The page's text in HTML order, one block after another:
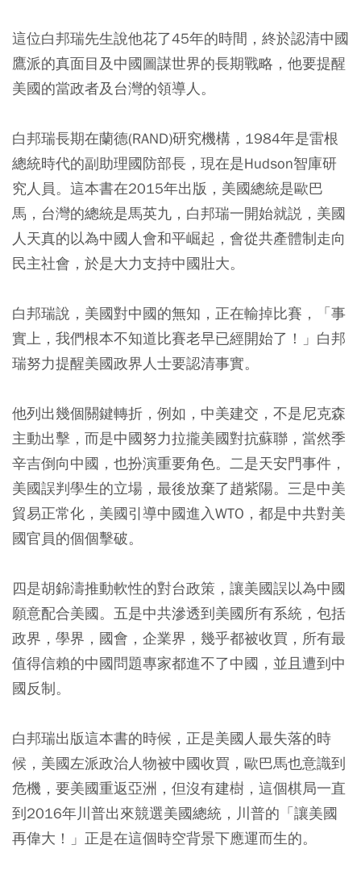
這位白邦瑞先生說他花了45年的時間，終於認清中國
鷹派的真面目及中國圖謀世界的長期戰略，他要提醒
美國的當政者及台灣的領導人。
白邦瑞長期在蘭德(RAND)研究機構，1984年是雷根
總統時代的副助理國防部長，現在是Hudson智庫研
究人員。這本書在2015年出版，美國總統是歐巴
馬，台灣的總統是馬英九，白邦瑞一開始就説，美國
人天真的以為中國人會和平崛起，會從共產體制走向
民主社會，於是大力支持中國壯大。
白邦瑞說，美國對中國的無知，正在輸掉比賽，「事
實上，我們根本不知道比賽老早已經開始了！」白邦
瑞努力提醒美國政界人士要認清事實。
他列出幾個關鍵轉折，例如，中美建交，不是尼克森
主動出擊，而是中國努力拉攏美國對抗蘇聯，當然季
辛吉倒向中國，也扮演重要角色。二是天安門事件，
美國誤判學生的立場，最後放棄了趙紫陽。三是中美
貿易正常化，美國引導中國進入WTO，都是中共對美
國官員的個個擊破。
四是胡錦濤推動軟性的對台政策，讓美國誤以為中國
願意配合美國。五是中共滲透到美國所有系統，包括
政界，學界，國會，企業界，幾乎都被收買，所有最
值得信賴的中國問題專家都進不了中國，並且遭到中
國反制。
白邦瑞出版這本書的時候，正是美國人最失落的時
候，美國左派政治人物被中國收買，歐巴馬也意識到
危機，要美國重返亞洲，但沒有建樹，這個棋局一直
到2016年川普出來競選美國總統，川普的「讓美國
再偉大！」正是在這個時空背景下應運而生的。